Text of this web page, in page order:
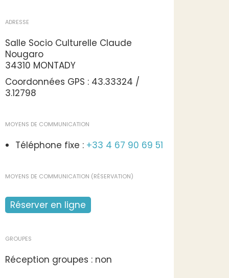
ADRESSE
Salle Socio Culturelle Claude
Nougaro
34310 MONTADY
Coordonnées GPS : 43.33324 /
3.12798
MOYENS DE COMMUNICATION
Téléphone fixe : +33 4 67 90 69 51
MOYENS DE COMMUNICATION (RÉSERVATION)
Réserver en ligne
GROUPES
Réception groupes : non